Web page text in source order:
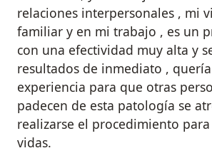
relaciones interpersonales , mi
familiar y en mi trabajo , es un
con una efectividad muy alta y
resultados de inmediato ,
experiencia para que otras
padecen de esta patología se
realizarse el procedimiento
vidas.